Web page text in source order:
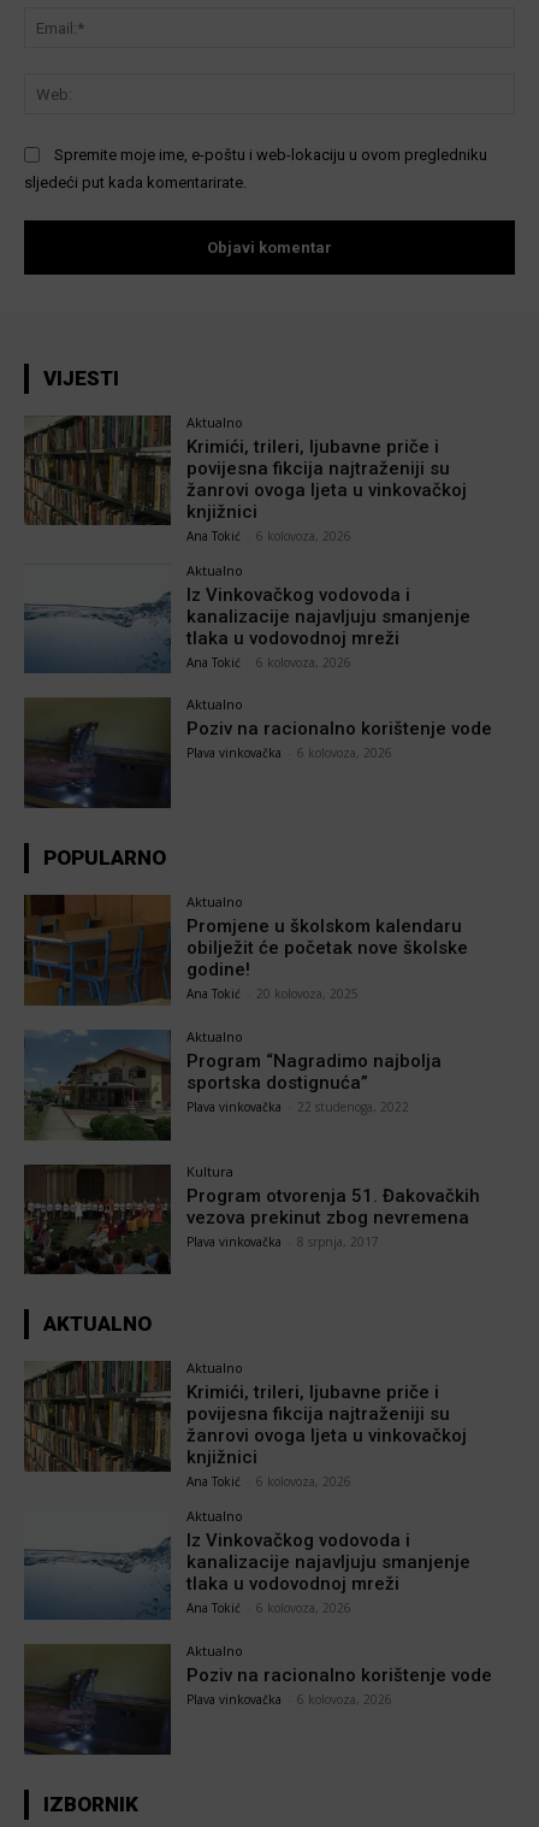
Spremite moje ime, e-poštu i web-lokaciju u ovom pregledniku
sljedeći put kada komentarirate.
VIJESTI
Aktualno
Krimići, trileri, ljubavne priče i
povijesna fikcija najtraženiji su
žanrovi ovoga ljeta u vinkovačkoj
knjižnici
Ana Tokić 6 kolovoza, 2026
Aktualno
Iz Vinkovačkog vodovoda i
kanalizacije najavljuju smanjenje
tlaka u vodovodnoj mreži
Ana Tokić 6 kolovoza, 2026
Aktualno
Poziv na racionalno korištenje vode
Plava vinkovačka 6 kolovoza, 2026
POPULARNO
Aktualno
Promjene u školskom kalendaru
obilježit će početak nove školske
godine!
Ana Tokić 20 kolovoza, 2025
Aktualno
Program “Nagradimo najbolja
sportska dostignuća”
Plava vinkovačka 22 studenoga, 2022
Kultura
Program otvorenja 51. Đakovačkih
vezova prekinut zbog nevremena
Plava vinkovačka 8 srpnja, 2017
AKTUALNO
Aktualno
Krimići, trileri, ljubavne priče i
povijesna fikcija najtraženiji su
žanrovi ovoga ljeta u vinkovačkoj
knjižnici
Ana Tokić 6 kolovoza, 2026
Aktualno
Iz Vinkovačkog vodovoda i
kanalizacije najavljuju smanjenje
tlaka u vodovodnoj mreži
Ana Tokić 6 kolovoza, 2026
Aktualno
Poziv na racionalno korištenje vode
Plava vinkovačka 6 kolovoza, 2026
IZBORNIK